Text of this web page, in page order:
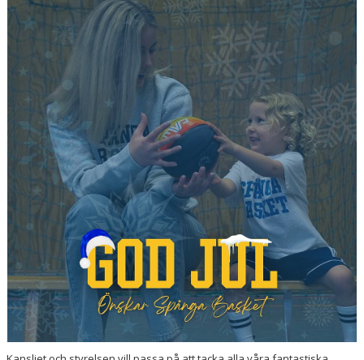
MEDLEMSAPP
STYRELSEN
DOKUMENT
NYHETER
VÅRA LAG/TRÄNARE
KALENDER